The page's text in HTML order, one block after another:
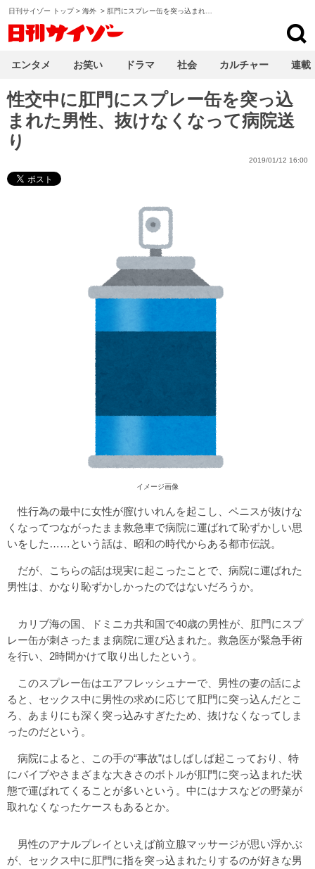
日刊サイゾー トップ> 海外 > 肛門にスプレー缶を突っ込まれ…
性交中に肛門にスプレー缶を突っ込
まれた男性、抜けなくなって病院送
り
2019/01/12 16:00
イメージ画像
性行為の最中に女性が膣けいれんを起こし、ペニスが抜けな
くなってつながったまま救急車で病院に運ばれて恥ずかしい思
いをした……という話は、昭和の時代からある都市伝説。
だが、こちらの話は現実に起こったことで、病院に運ばれた
男性は、かなり恥ずかしかったのではないだろうか。
カリブ海の国、ドミニカ共和国で40歳の男性が、肛門にスプ
レー缶が刺さったまま病院に運び込まれた。救急医が緊急手術
を行い、2時間かけて取り出したという。
このスプレー缶はエアフレッシュナーで、男性の妻の話によ
ると、セックス中に男性の求めに応じて肛門に突っ込んだとこ
ろ、あまりにも深く突っ込みすぎたため、抜けなくなってしま
ったのだという。
病院によると、この手の“事故”はしばしば起こっており、特
にバイブやさまざまな大きさのボトルが肛門に突っ込まれた状
態で運ばれてくることが多いという。中にはナスなどの野菜が
取れなくなったケースもあるとか。
男性のアナルプレイといえば前立腺マッサージが思い浮かぶ
が、セックス中に肛門に指を突っ込まれたりするのが好きな男
エンタメ お笑い ドラマ 社会 カルチャー 連載